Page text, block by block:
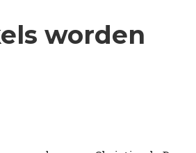
worden